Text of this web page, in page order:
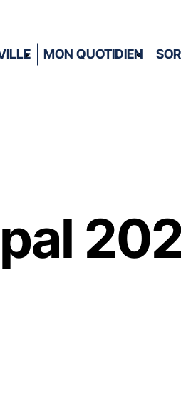
MON QUOTIDIEN